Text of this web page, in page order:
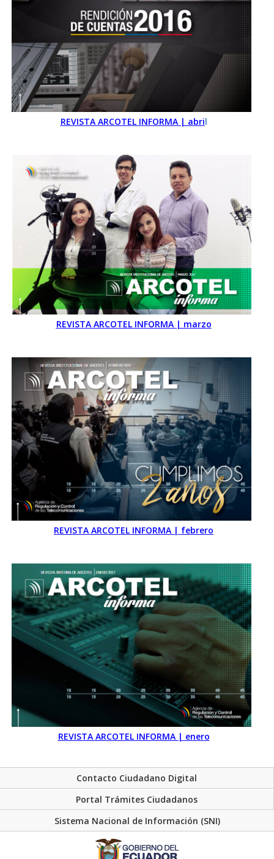
REVISTA ARCOTEL INFORMA | abril
REVISTA ARCOTEL INFORMA | marzo
REVISTA ARCOTEL INFORMA | febrero
REVISTA ARCOTEL INFORMA | enero
Contacto Ciudadano Digital
Portal Trámites Ciudadanos
Sistema Nacional de Información (SNI)